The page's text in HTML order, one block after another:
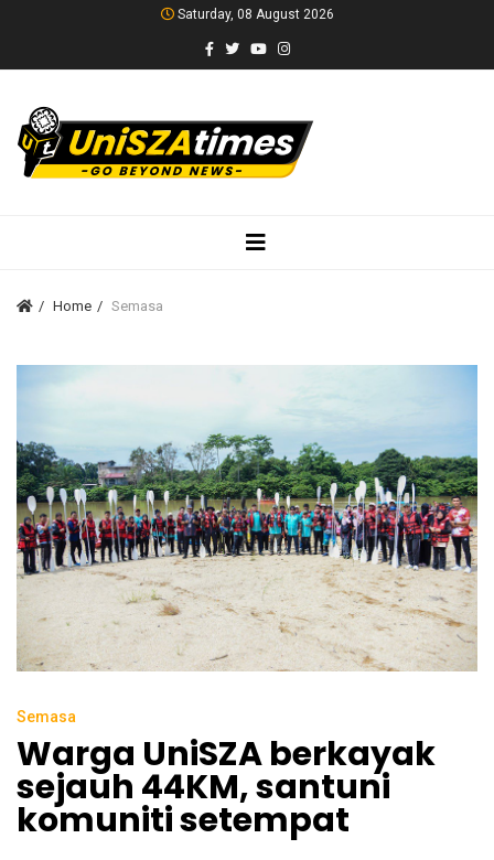
Saturday, 08 August 2026
Home Semasa
Semasa
Warga UniSZA berkayak
sejauh 44KM, santuni
komuniti setempat